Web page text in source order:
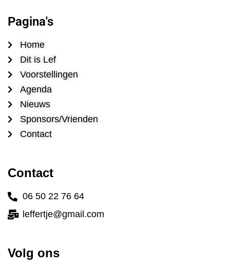
Pagina's
Home
Dit is Lef
Voorstellingen
Agenda
Nieuws
Sponsors/Vrienden
Contact
Contact
06 50 22 76 64
leffertje@gmail.com
Volg ons